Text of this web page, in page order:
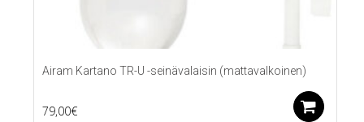
Airam Kartano TR-U -seinävalaisin (mattavalkoinen)
79,00€